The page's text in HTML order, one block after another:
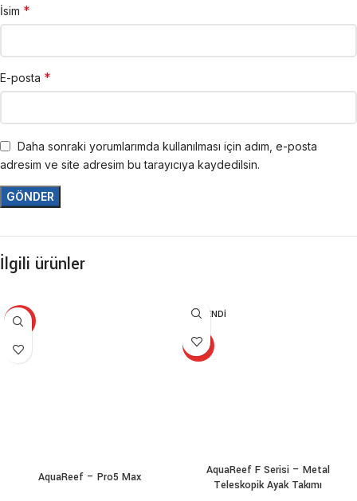
İsim *
E-posta *
Daha sonraki yorumlarımda kullanılması için adım, e-posta
adresim ve site adresim bu tarayıcıya kaydedilsin.
İlgili ürünler
YENİ
AquaReef – Pro5 Max
TÜKENDI
YENİ
AquaReef F Serisi – Metal
Teleskopik Ayak Takımı